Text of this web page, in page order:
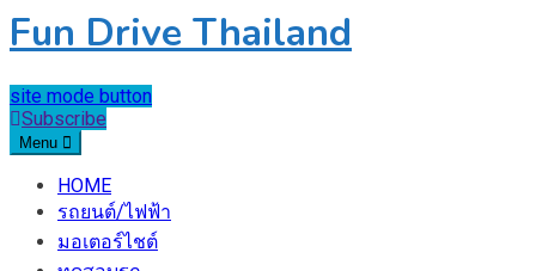
Fun Drive Thailand
site mode button
Subscribe
Menu
HOME
รถยนต์/ไฟฟ้า
มอเตอร์ไชต์